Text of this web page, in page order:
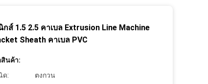
กส์ 1.5 2.5 คาเบล Extrusion Line Machine
Sheath คาเบล PVC
สินค้า:
ด:
ตงกวน